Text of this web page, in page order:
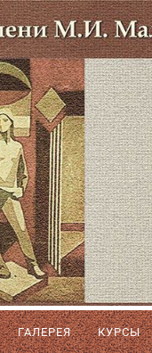
ГАЛЕРЕЯ КУРСЫ